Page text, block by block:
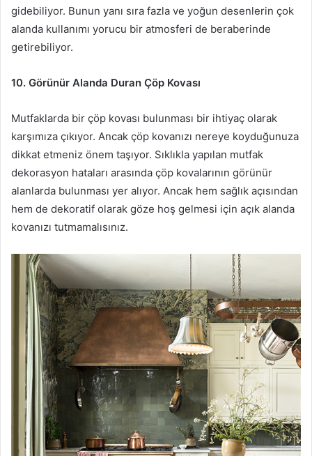
gidebiliyor. Bunun yanı sıra fazla ve yoğun desenlerin çok
alanda kullanımı yorucu bir atmosferi de beraberinde
getirebiliyor.
10. Görünür Alanda Duran Çöp Kovası
Mutfaklarda bir çöp kovası bulunması bir ihtiyaç olarak
karşımıza çıkıyor. Ancak çöp kovanızı nereye koyduğunuza
dikkat etmeniz önem taşıyor. Sıklıkla yapılan mutfak
dekorasyon hataları arasında çöp kovalarının görünür
alanlarda bulunması yer alıyor. Ancak hem sağlık açısından
hem de dekoratif olarak göze hoş gelmesi için açık alanda
kovanızı tutmamalısınız.